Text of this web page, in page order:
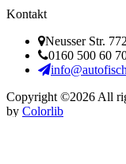
Kontakt
Neusser Str.
0160 500 60
Copyright ©2026 All
by Colorlib